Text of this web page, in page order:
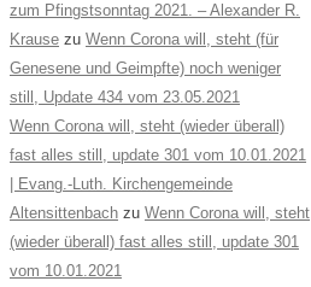
zum Pfingstsonntag 2021. – Alexander R.
Krause zu Wenn Corona will, steht (für
Genesene und Geimpfte) noch weniger
still, Update 434 vom 23.05.2021
Wenn Corona will, steht (wieder überall)
fast alles still, update 301 vom 10.01.2021
| Evang.-Luth. Kirchengemeinde
Altensittenbach zu Wenn Corona will, steht
(wieder überall) fast alles still, update 301
vom 10.01.2021